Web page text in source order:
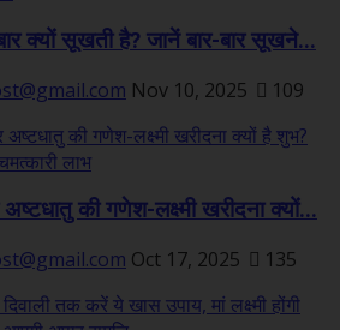
क्यों सूखती है? जानें बार-बार सूखने...
Nov 10, 2025 109
की गणेश-लक्ष्मी खरीदना क्यों...
Oct 17, 2025 135